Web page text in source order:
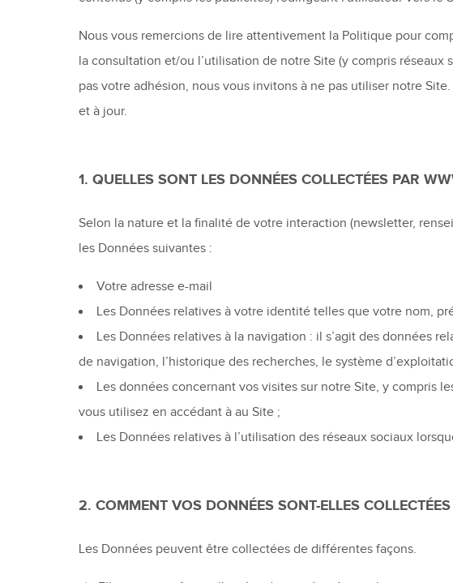
Nous vous remercions de lire attentivement la Politique pour
la consultation et/ou l’utilisation de notre Site (y compris
pas votre adhésion, nous vous invitons à ne pas utiliser notre
et à jour.
1. QUELLES SONT LES DONNÉES COLLECTÉES PAR
Selon la nature et la finalité de votre interaction (newsletter,
les Données suivantes :
Votre adresse e-mail
Les Données relatives à votre identité telles que votre nom,
Les Données relatives à la navigation : il s’agit des données
de navigation, l’historique des recherches, le système
Les données concernant vos visites sur notre Site, y compris
vous utilisez en accédant à au Site ;
Les Données relatives à l’utilisation des réseaux sociaux
2. COMMENT VOS DONNÉES SONT-ELLES COLLECTÉES
Les Données peuvent être collectées de différentes façons.